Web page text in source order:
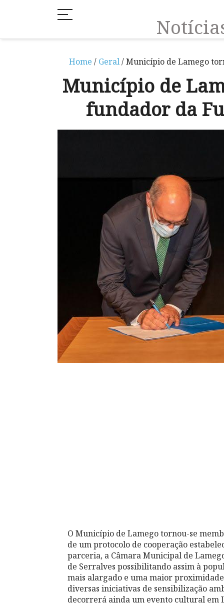
Home / Geral/ Município de Lamego
Município de
fundador da
O Município de Lamego tornou-se
de um protocolo de cooperação
parceria, a Câmara Municipal de
de Serralves possibilitando assim à
mais alargado e uma maior
diversas iniciativas de sensibilização
decorrerá ainda um evento cultural em